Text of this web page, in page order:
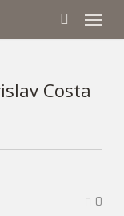
search
Menu
Costa
0